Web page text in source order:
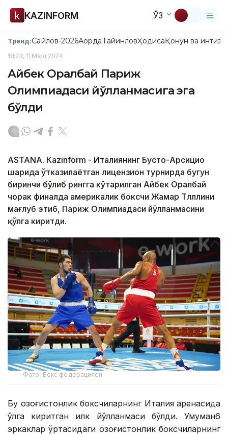
KAZINFORM ЎЗ
Тренд:Сайлов-2026АқордаТайинловҲодисаҚонун ва
18:23, 11 Март 2024
Айбек Оралбай Париж
Олимпиадаси йўлланмасига эга
бўлди
ASTANА. Кazinform - Италиянинг Бусто-Арсицио
шаҳрида ўтказилаётган лицензион турнирда бугун
биринчи бўлиб рингга кўтарилган Айбек Оралбай
чорак финалда америкалик боксчи Жамар Тлллини
мағлуб этиб, Париж Олимпиадаси йўлланмасини
қўлга киритди.
Фото: Бокс федерацияси
Бу қозоғистонлик боксчиларнинг Италия аренасида
қўлга киритган илк йўлланмаси бўлди. Умуман6
эркаклар ўртасидаги қозоғистонлик боксчиларнинг